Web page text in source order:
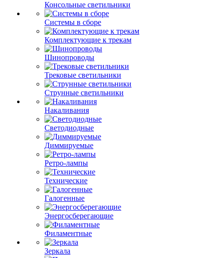
Консольные светильники
Системы в сборе
Комплектующие к трекам
Шинопроводы
Трековые светильники
Струнные светильники
Накаливания
Светодиодные
Диммируемые
Ретро-лампы
Технические
Галогенные
Энергосберегающие
Филаментные
Зеркала